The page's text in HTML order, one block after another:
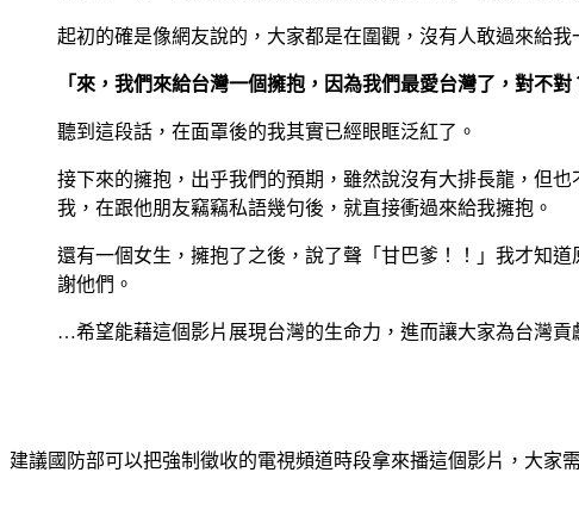
起初的確是像網友說的，大家都是在圍觀，沒有人敢過來給
「來，我們來給台灣一個擁抱，因為我們最愛台灣了，對不對
聽到這段話，在面罩後的我其實已經眼眶泛紅了。
接下來的擁抱，出乎我們的預期，雖然說沒有大排長龍，但
我，在跟他朋友竊竊私語幾句後，就直接衝過來給我擁抱。
還有一個女生，擁抱了之後，說了聲「甘巴爹！！」我才知
謝他們。
…希望能藉這個影片展現台灣的生命力，進而讓大家為台灣貢
建議國防部可以把強制徵收的電視頻道時段拿來播這個影片，大家